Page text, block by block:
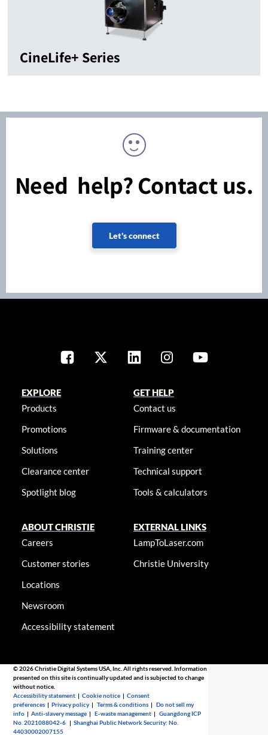
CineLife+ Series
Need help? Contact us.
Let's connect
EXPLORE
Products
Promotions
Solutions
Clearance center
Spotlight blog
GET HELP
Contact us
Firmware & documentation
Training center
Technical support
Tools & calculators
ABOUT CHRISTIE
Careers
Customer stories
Locations
Newsroom
Accessibility statement
EXTERNAL LINKS
LampToLaser.com
Christie University
© 2026 Christie Digital Systems USA, Inc. All rights reserved. Information
presented on this site is continually updated and is subjected to change
without notice.
Accessibility statement |Cookie notice |Consent
preferences |Privacy policy |Terms & conditions |Do not sell my
info |Anti-slavery message |E-waste management |Guangdong ICP
No. 2021088042-6 |Shanghai Public Network Security: No.
44030002007155